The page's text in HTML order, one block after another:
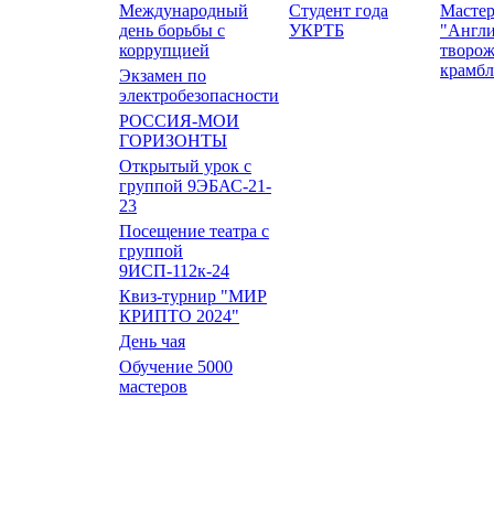
Международный
день борьбы с
коррупцией
Экзамен по
электробезопасности
РОССИЯ-МОИ
ГОРИЗОНТЫ
Открытый урок с
группой 9ЭБАС-21-
23
Посещение театра с
группой
9ИСП-112к-24
Квиз-турнир "МИР
КРИПТО 2024"
День чая
Обучение 5000
мастеров
Студент года
УКРТБ